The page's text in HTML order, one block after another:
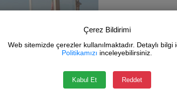
Çerez Bildirimi
Web sitemizde çerezler kullanılmaktadır. Detaylı bilgi
Politikamızı inceleyebilirsiniz.
Kabul Et Reddet